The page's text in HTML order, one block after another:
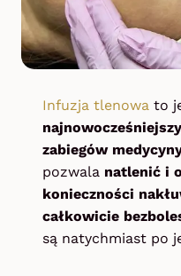
Infuzja tlenowa to
zabiegów
pozwala natlenić i
konieczności
całkowicie
są natychmiast po